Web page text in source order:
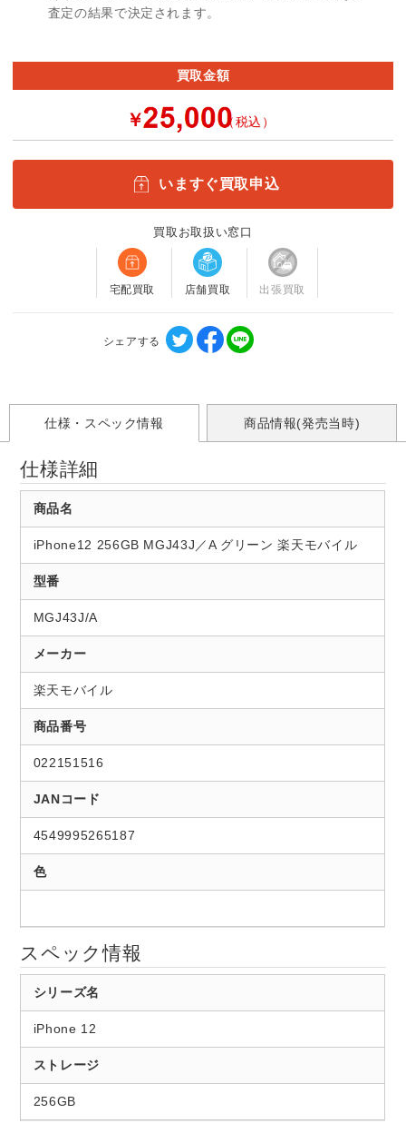
査定の結果で決定されます。
買取金額
￥ （税込）
いますぐ買取申込
買取お取扱い窓口
宅配買取 店舗買取 出張買取
シェアする
仕様・スペック情報 商品情報(発売当時)
仕様詳細
商品名
iPhone12 256GB MGJ43J／A グリーン 楽天モバイル
型番
MGJ43J/A
メーカー
楽天モバイル
商品番号
022151516
JANコード
4549995265187
色
スペック情報
シリーズ名
iPhone 12
ストレージ
256GB